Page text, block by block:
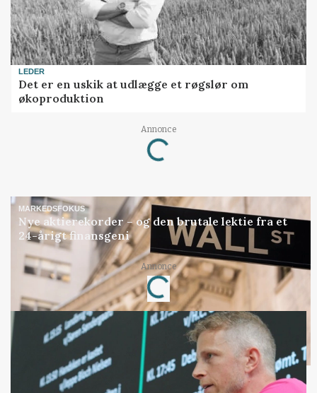
LEDER
Det er en uskik at udlægge et røgslør om
økoproduktion
Annonce
Loading...
MARKEDSFOKUS
Nye aktierekorder – og den brutale lektie fra et
24-årigt finansgeni
Annonce
Loading...